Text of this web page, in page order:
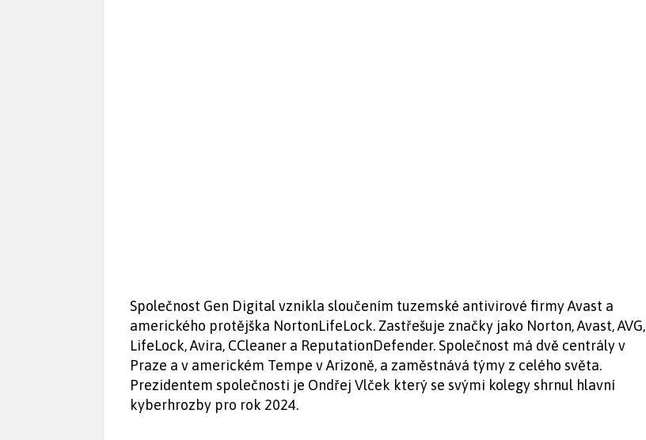
Společnost Gen Digital vznikla sloučením tuzemské antivirové firmy Avast a
amerického protějška NortonLifeLock. Zastřešuje značky jako Norton, Avast, AVG,
LifeLock, Avira, CCleaner a ReputationDefender. Společnost má dvě centrály v
Praze a v americkém Tempe v Arizoně, a zaměstnává týmy z celého světa.
Prezidentem společnosti je Ondřej Vlček který se svými kolegy shrnul hlavní
kyberhrozby pro rok 2024.